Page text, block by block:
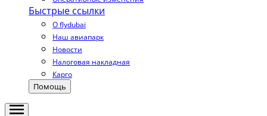
Быстрые ссылки
О flydubai
Наш авиапарк
Новости
Налоговая накладная
Карго
Помощь